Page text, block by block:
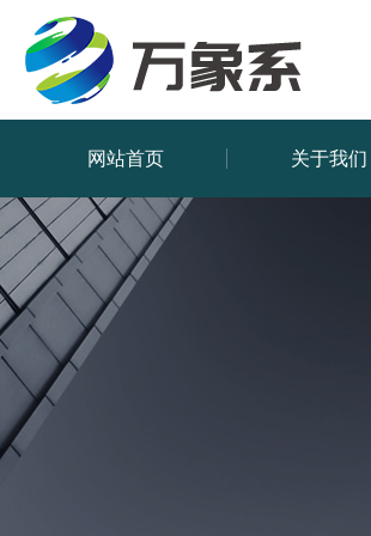
网站首页 关于我们